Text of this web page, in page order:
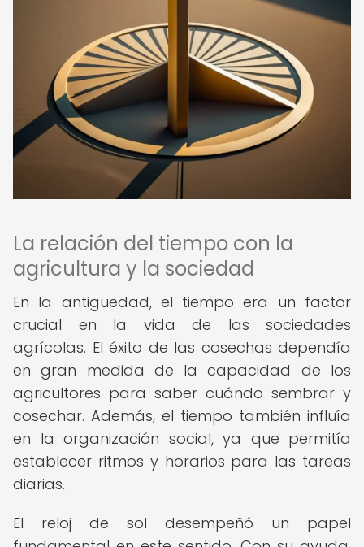
La relación del tiempo con la
agricultura y la sociedad
En la antigüedad, el tiempo era un factor
crucial en la vida de las sociedades
agrícolas. El éxito de las cosechas dependía
en gran medida de la capacidad de los
agricultores para saber cuándo sembrar y
cosechar. Además, el tiempo también influía
en la organización social, ya que permitía
establecer ritmos y horarios para las tareas
diarias.
El reloj de sol desempeñó un papel